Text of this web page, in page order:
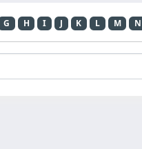
G H I J K L M N